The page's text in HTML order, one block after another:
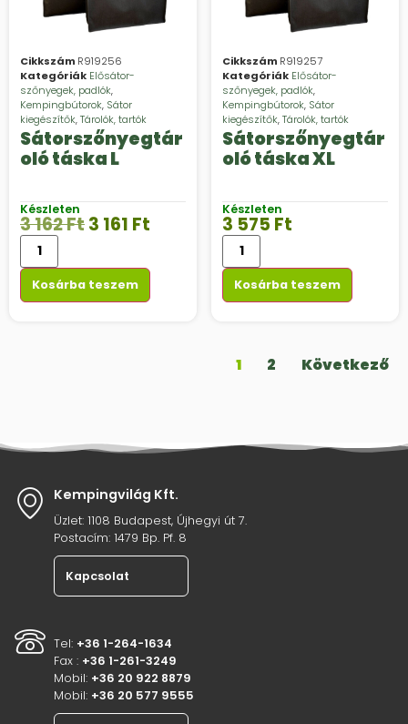
Cikkszám R919256
Kategóriák Elősátor-
szőnyegek, padlók,
Kempingbútorok, Sátor
kiegészítők,Tárolók, tartók
Sátorszőnyegtár
oló táska L
Készleten
3 162Ft3 161 Ft
Kosárba teszem
Cikkszám R919257
Kategóriák Elősátor-
szőnyegek, padlók,
Kempingbútorok, Sátor
kiegészítők,Tárolók, tartók
Sátorszőnyegtár
oló táska XL
Készleten
3 575 Ft
Kosárba teszem
1 2 Következő
Kempingvilág Kft.
Üzlet: 1108 Budapest, Újhegyi út 7.
Postacím: 1479 Bp. Pf. 8
Kapcsolat
Tel: +36 1-264-1634
Fax : +36 1-261-3249
Mobil: +36 20 922 8879
Mobil: +36 20 577 9555